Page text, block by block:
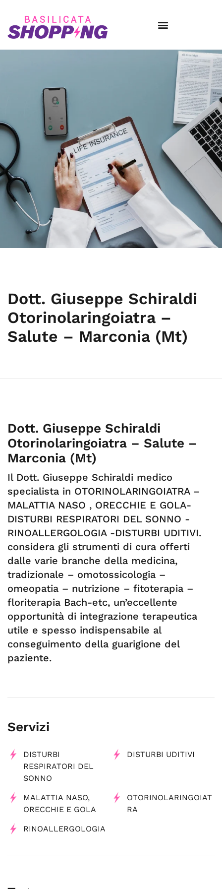
Dott. Giuseppe Schiraldi
Otorinolaringoiatra –
Salute – Marconia (Mt)
Dott. Giuseppe Schiraldi
Otorinolaringoiatra – Salute –
Marconia (Mt)
Il Dott. Giuseppe Schiraldi medico
specialista in OTORINOLARINGOIATRA –
MALATTIA NASO , ORECCHIE E GOLA-
DISTURBI RESPIRATORI DEL SONNO -
RINOALLERGOLOGIA -DISTURBI UDITIVI.
considera gli strumenti di cura offerti
dalle varie branche della medicina,
tradizionale – omotossicologia –
omeopatia – nutrizione – fitoterapia –
floriterapia Bach-etc, un’eccellente
opportunità di integrazione terapeutica
utile e spesso indispensabile al
conseguimento della guarigione del
paziente.
Servizi
DISTURBI
RESPIRATORI DEL
SONNO
DISTURBI UDITIVI
MALATTIA NASO,
ORECCHIE E GOLA
OTORINOLARINGOIAT
RA
RINOALLERGOLOGIA